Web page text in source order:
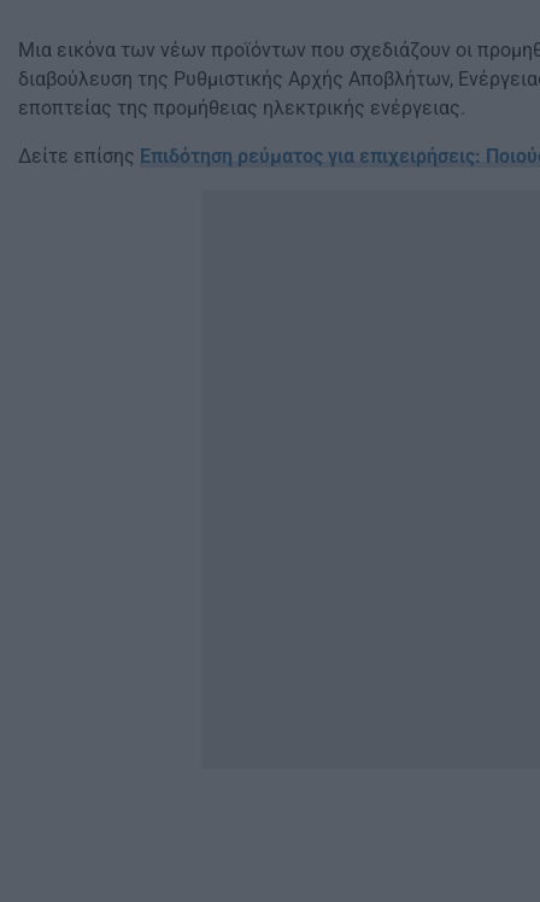
Μια εικόνα των νέων προϊόντων που σχεδιάζουν οι
διαβούλευση της Ρυθμιστικής Αρχής Αποβλήτων,
εποπτείας της προμήθειας ηλεκτρικής ενέργειας.
Δείτε επίσης Επιδότηση ρεύματος για επιχειρήσεις: